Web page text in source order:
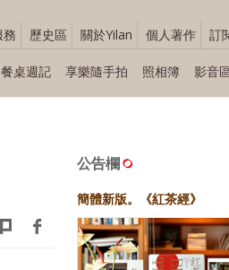
務 歷史區 關於Yilan 個人著作 訂
餐桌週記 享樂隨手拍 照相簿 影音
公告欄
簡體新版。《紅茶經》